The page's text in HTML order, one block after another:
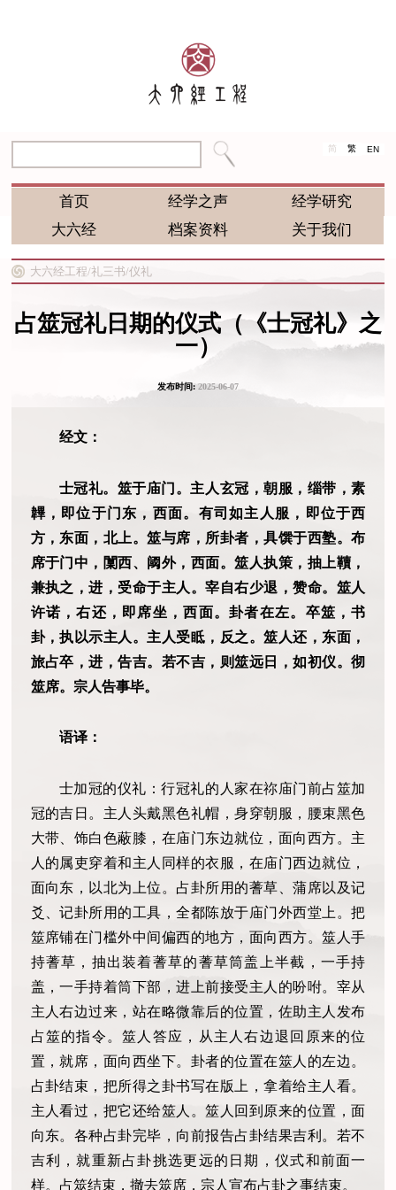
简 繁 EN
首页 经学之声
经学研究
大六经
档案资料 关于我们
大六经工程/礼三书/仪礼
占筮冠礼日期的仪式（《士冠礼》之
一）
发布时间:2025-06-07
经文：
士冠礼。筮于庙门。主人玄冠，朝服，缁带，素
韠，即位于门东，西面。有司如主人服，即位于西
方，东面，北上。筮与席，所卦者，具馔于西塾。布
席于门中，闑西、阈外，西面。筮人执策，抽上韇，
兼执之，进，受命于主人。宰自右少退，赞命。筮人
许诺，右还，即席坐，西面。卦者在左。卒筮，书
卦，执以示主人。主人受眡，反之。筮人还，东面，
旅占卒，进，告吉。若不吉，则筮远日，如初仪。彻
筮席。宗人告事毕。
语译：
士加冠的仪礼：行冠礼的人家在祢庙门前占筮加
冠的吉日。主人头戴黑色礼帽，身穿朝服，腰束黑色
大带、饰白色蔽膝，在庙门东边就位，面向西方。主
人的属吏穿着和主人同样的衣服，在庙门西边就位，
面向东，以北为上位。占卦所用的蓍草、蒲席以及记
爻、记卦所用的工具，全都陈放于庙门外西堂上。把
筮席铺在门槛外中间偏西的地方，面向西方。筮人手
持蓍草，抽出装着蓍草的蓍草筒盖上半截，一手持
盖，一手持着筒下部，进上前接受主人的吩咐。宰从
主人右边过来，站在略微靠后的位置，佐助主人发布
占筮的指令。筮人答应，从主人右边退回原来的位
置，就席，面向西坐下。卦者的位置在筮人的左边。
占卦结束，把所得之卦书写在版上，拿着给主人看。
主人看过，把它还给筮人。筮人回到原来的位置，面
向东。各种占卦完毕，向前报告占卦结果吉利。若不
吉利，就重新占卦挑选更远的日期，仪式和前面一
样。占筮结束，撤去筮席，宗人宣布占卦之事结束。